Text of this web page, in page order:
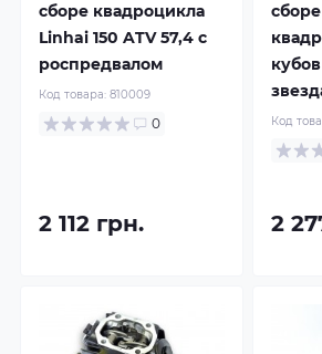
сборе квадроцикла
Linhai 150 ATV 57,4 с
роспредвалом
Код товара: 810009
0
2 112 грн.
Код
2